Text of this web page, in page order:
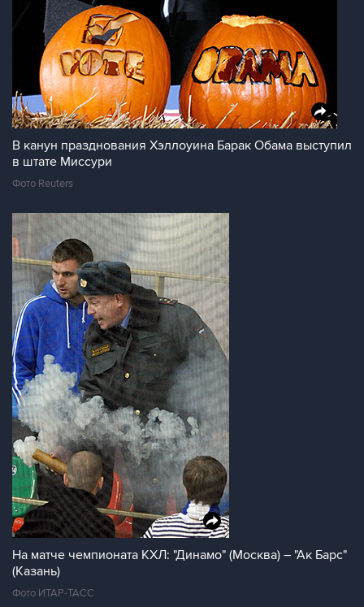
В канун празднования Хэллоуина Барак Обама выступил
в штате Миссури
Фото Reuters
На матче чемпионата КХЛ: "Динамо" (Москва) – "Ак Барс"
(Казань)
Фото ИТАР-ТАСС